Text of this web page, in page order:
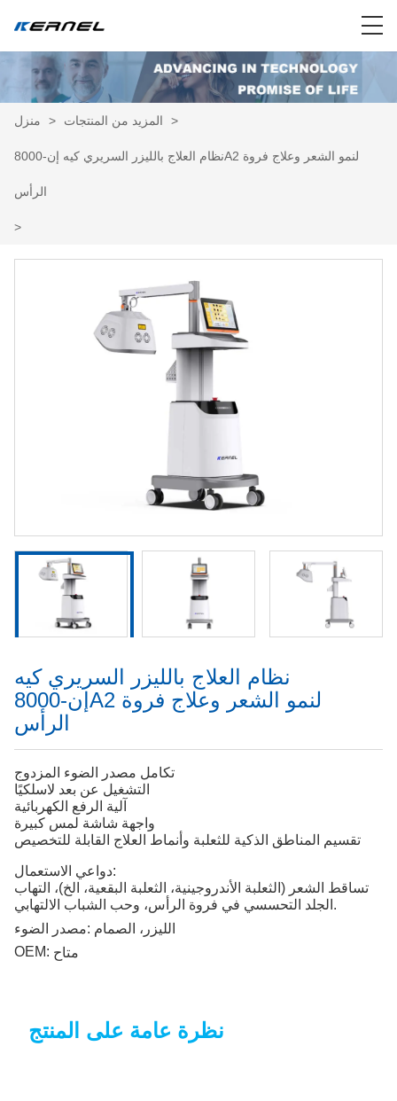
منزل > المزيد من المنتجات >
نظام العلاج بالليزر السريري كيه إن-8000A2 لنمو الشعر وعلاج فروة
الرأس
>
نظام العلاج بالليزر السريري كيه
إن-8000A2 لنمو الشعر وعلاج فروة
الرأس
تكامل مصدر الضوء المزدوج
التشغيل عن بعد لاسلكيًا
آلية الرفع الكهربائية
واجهة شاشة لمس كبيرة
تقسيم المناطق الذكية للثعلبة وأنماط العلاج القابلة للتخصيص
دواعي الاستعمال:
تساقط الشعر (الثعلبة الأندروجينية، الثعلبة البقعية، الخ)، التهاب
الجلد التحسسي في فروة الرأس، وحب الشباب الالتهابي.
مصدر الضوء: الليزر، الصمام
OEM: متاح
نظرة عامة على المنتج